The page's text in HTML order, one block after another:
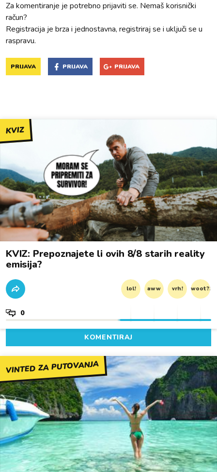
Za komentiranje je potrebno prijaviti se. Nemaš korisnički
račun?
Registracija je brza i jednostavna, registriraj se i uključi se u
raspravu.
PRIJAVA PRIJAVA PRIJAVA
KVIZ
KVIZ: Prepoznajete li ovih 8/8 starih reality
emisija?
lol! aww vrh! woot?!
0
KOMENTIRAJ
VINTED ZA PUTOVANJA